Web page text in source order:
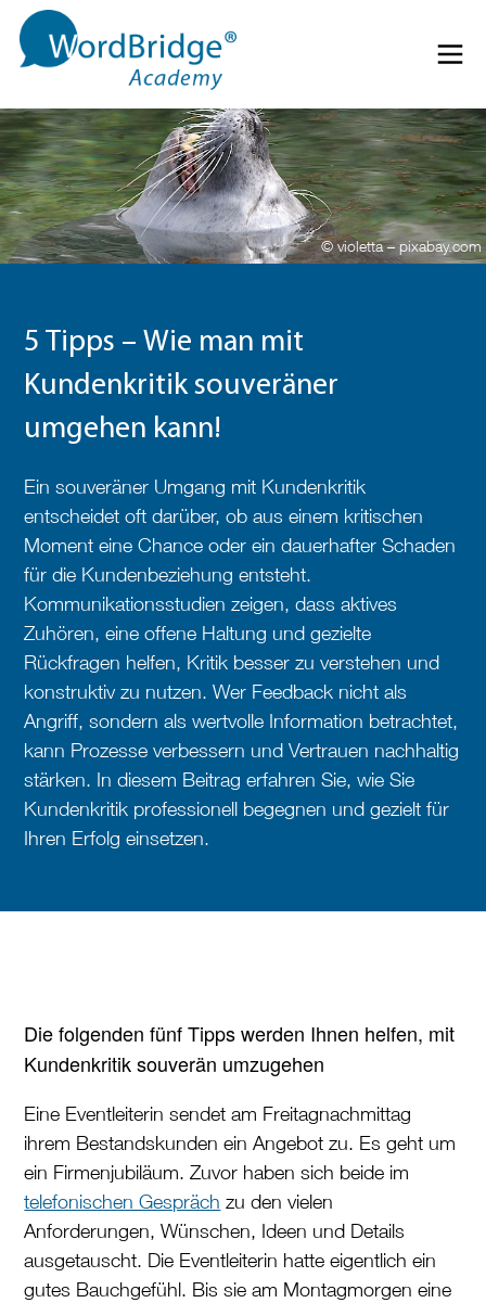
Direkt zum Inhalt springen
© violetta – pixabay.com
5 Tipps – Wie man mit
Kundenkritik souveräner
umgehen kann!
Ein souveräner Umgang mit Kundenkritik
entscheidet oft darüber, ob aus einem kritischen
Moment eine Chance oder ein dauerhafter Schaden
für die Kundenbeziehung entsteht.
Kommunikationsstudien zeigen, dass aktives
Zuhören, eine offene Haltung und gezielte
Rückfragen helfen, Kritik besser zu verstehen und
konstruktiv zu nutzen. Wer Feedback nicht als
Angriff, sondern als wertvolle Information betrachtet,
kann Prozesse verbessern und Vertrauen nachhaltig
stärken. In diesem Beitrag erfahren Sie, wie Sie
Kundenkritik professionell begegnen und gezielt für
Ihren Erfolg einsetzen.
Die folgenden fünf Tipps werden Ihnen helfen, mit
Kundenkritik souverän umzugehen
Eine Eventleiterin sendet am Freitagnachmittag
ihrem Bestandskunden ein Angebot zu. Es geht um
ein Firmenjubiläum. Zuvor haben sich beide im
telefonischen Gespräch zu den vielen
Anforderungen, Wünschen, Ideen und Details
ausgetauscht. Die Eventleiterin hatte eigentlich ein
gutes Bauchgefühl. Bis sie am Montagmorgen eine